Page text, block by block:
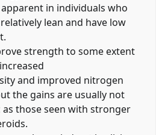
in individuals who
lean and have low
strength to some extent
and improved nitrogen
the gains are usually not
as those seen with stronger